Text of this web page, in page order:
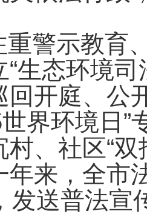
示教育、
“生态环境
回开庭、公
世界环境日
村、社区“
年来，全市
发送普法宣